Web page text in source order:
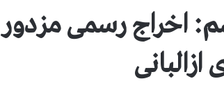
اخراج رسمی مزدور